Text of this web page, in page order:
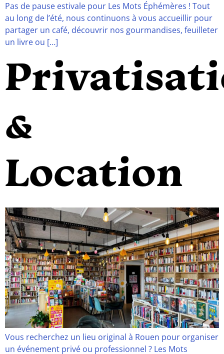
Pas de pause estivale pour Les Mots Éphémères ! Tout
au long de l’été, nous continuons à vous accueillir pour
partager un café, découvrir nos gourmandises, feuilleter
un livre ou […]
&
Location
Vous recherchez un lieu original à Rouen pour organiser
un événement privé ou professionnel ? Les Mots